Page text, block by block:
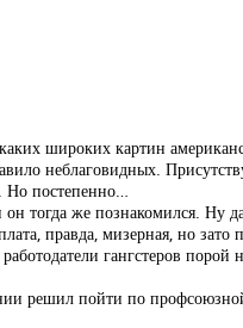
широких картин
неблаговидных.
Но постепенно…
тогда же познакомился. Ну
правда, мизерная, но зато
гангстеров порой
решил пойти по